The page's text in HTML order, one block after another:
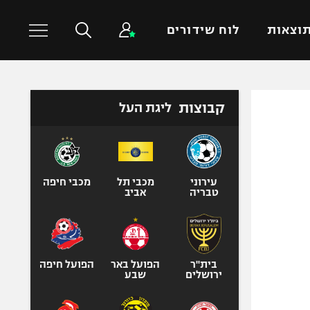
תוצאות לוח שידורים
כדורסל עולמי ענפים נוספים
כדוריד
שחייה
אגרוף
ספורט אולימפי
היאבקות WWE
קבוצות ליגת העל
עירוני
טבריה
מכבי תל
אביב
מכבי חיפה
בית"ר
ירושלים
הפועל באר
שבע
הפועל חיפה